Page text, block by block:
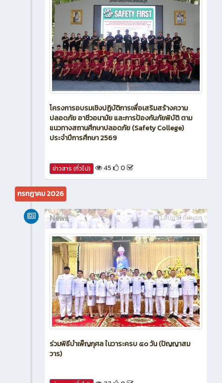
โครงการอบรมเชิงปฏิบัติการเพื่อเสริมสร้างความ
ปลอดภัย อาชีวอนามัย และการป้องกันภัยพิบัติ ตาม
แนวทางสถานศึกษาปลอดภัย (Safety College)
ประจำปีการศึกษา 2569
ข่าวสาร (ทั่วไป) 45 0
กรกฎาคม 2026
1 สัปดาห์ ที่ผ่านมา
News
ร่วมพิธีบำเพ็ญกุศล ในวาระครบ ๕๐ วัน (ปัญญาสม
วาร)